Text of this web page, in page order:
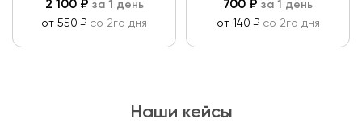
2 100₽ за 1 день
от 550 ₽ со 2го дня
700 ₽ за 1 день
от 140 ₽ со 2го дня
Наши кейсы